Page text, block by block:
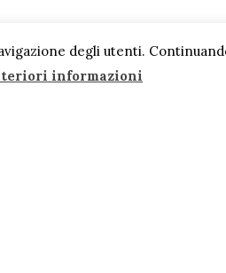
degli utenti.
informazioni